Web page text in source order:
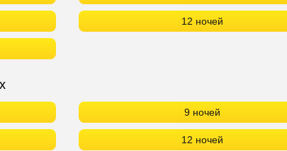
12 ночей
9 ночей
12 ночей